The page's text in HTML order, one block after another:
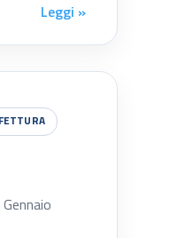
Leggi »